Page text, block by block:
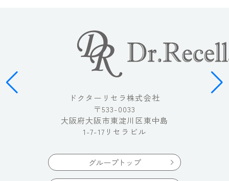
ドクターリセラ株式会社
〒533-0033
大阪府大阪市東淀川区東中島
1-7-17リセラビル
グループトップ